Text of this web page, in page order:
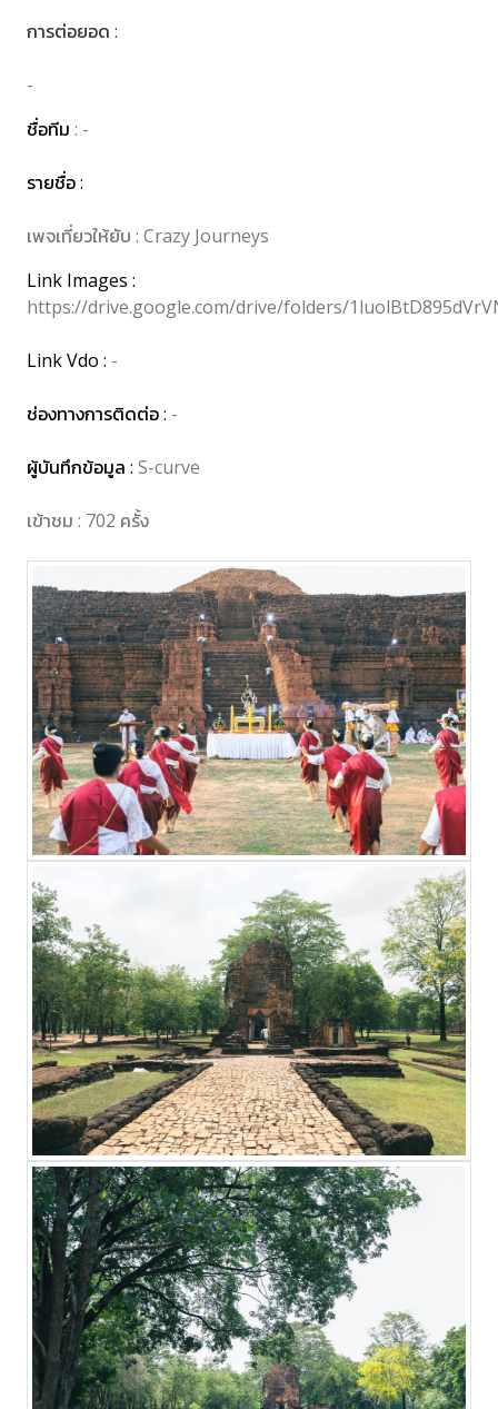
การต่อยอด :
-
ชื่อทีม : -
รายชื่อ :
เพจเที่ยวให้ยับ : Crazy Journeys
Link Images :
https://drive.google.com/drive/folders/
Link Vdo : -
ช่องทางการติดต่อ : -
ผู้บันทึกข้อมูล : S-curve
เข้าชม : 702 ครั้ง